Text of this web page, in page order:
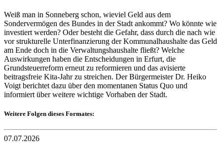
Weiß man in Sonneberg schon, wieviel Geld aus dem
Sondervermögen des Bundes in der Stadt ankommt? Wo könnte wie
investiert werden? Oder besteht die Gefahr, dass durch die nach wie
vor strukturelle Unterfinanzierung der Kommunalhaushalte das Geld
am Ende doch in die Verwaltungshaushalte fließt? Welche
Auswirkungen haben die Entscheidungen in Erfurt, die
Grundsteuerreform erneut zu reformieren und das avisierte
beitragsfreie Kita-Jahr zu streichen. Der Bürgermeister Dr. Heiko
Voigt berichtet dazu über den momentanen Status Quo und
informiert über weitere wichtige Vorhaben der Stadt.
Weitere Folgen dieses Formates:
07.07.2026